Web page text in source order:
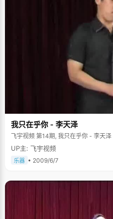
我只在乎你 - 李天泽
飞宇视频 第14期, 我只在乎你 - 李天泽
UP主: 飞宇视频
乐器 • 2009/6/7